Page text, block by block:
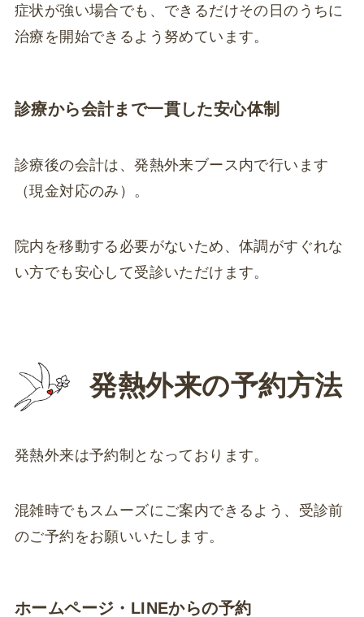
症状が強い場合でも、できるだけその日のうちに
治療を開始できるよう努めています。
診療から会計まで一貫した安心体制
診療後の会計は、発熱外来ブース内で行います
（現金対応のみ）。
院内を移動する必要がないため、体調がすぐれな
い方でも安心して受診いただけます。
発熱外来の予約方法
発熱外来は予約制となっております。
混雑時でもスムーズにご案内できるよう、受診前
のご予約をお願いいたします。
ホームページ・LINEからの予約